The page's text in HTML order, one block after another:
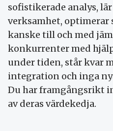
sofistikerade analys,
verksamhet, optimerar
kanske till och med
konkurrenter med
under tiden, står kvar
integration och inga
Du har framgångsrikt
av deras värdekedja.